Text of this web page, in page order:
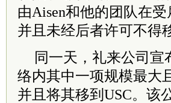
由Aisen和他的团队在
并且未经后者许可不得
同一天，礼来公司宣
络内其中一项规模最大
并且将其移到USC。该